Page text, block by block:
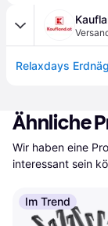
Ähnliche
Wir haben eine
interessant sein
Im Trend